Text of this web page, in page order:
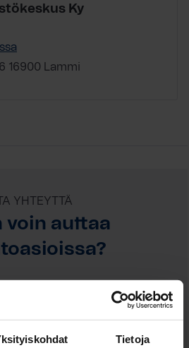
Tietoja
Ky
16900 Lammi
YHTEYTTÄ
voin auttaa
niin otan yhteyttä